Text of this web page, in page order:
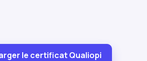
le certificat Qualiopi